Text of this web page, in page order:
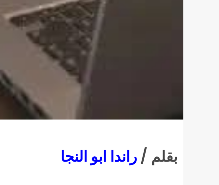
بقلم / راندا ابو النجا